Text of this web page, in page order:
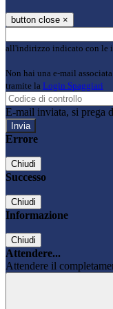
button close ×
all'indirizzo indicato con le
Non hai una e-mail
tramite la Login Spaggiari
E-mail inviata, si prega
Errore
Chiudi
Successo
Chiudi
Informazione
Chiudi
Attendere...
Attendere il